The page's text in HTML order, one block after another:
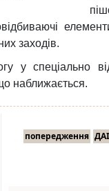
заходів.
у спеціально
наближається.
попередження